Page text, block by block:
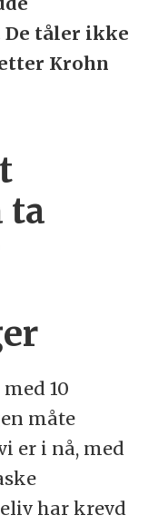
tåler ikke
Krohn
ta
10
måte
er i nå, med
har krevd